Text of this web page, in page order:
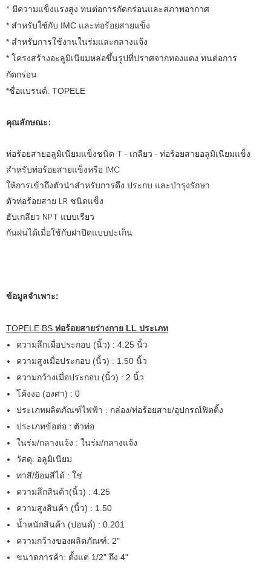
* มีความแข็งแรงสูง ทนต่อการกัดกร่อนและสภาพอากาศ
* สำหรับใช้กับ IMC และท่อร้อยสายแข็ง
* สำหรับการใช้งานในร่มและกลางแจ้ง
* โครงสร้างอะลูมิเนียมหล่อขึ้นรูปที่ปราศจากทองแดง ทนต่อการ
กัดกร่อน
*ชื่อแบรนด์: TOPELE
คุณลักษณะ:
ท่อร้อยสายอลูมิเนียมแข็งชนิด T - เกลียว - ท่อร้อยสายอลูมิเนียมแข็ง
สำหรับท่อร้อยสายแข็งหรือ IMC
ให้การเข้าถึงตัวนำสำหรับการดึง ประกบ และบำรุงรักษา
ตัวท่อร้อยสาย LR ชนิดแข็ง
ฮับเกลียว NPT แบบเรียว
กันฝนได้เมื่อใช้กับฝาปิดแบบปะเก็น
ข้อมูลจำเพาะ:
TOPELE BS ท่อร้อยสายร่างกาย LL ประเภท
ความลึกเมื่อประกอบ (นิ้ว) : 4.25 นิ้ว
ความสูงเมื่อประกอบ (นิ้ว) : 1.50 นิ้ว
ความกว้างเมื่อประกอบ (นิ้ว) : 2 นิ้ว
โค้งงอ (องศา) : 0
ประเภทผลิตภัณฑ์ไฟฟ้า : กล่อง/ท่อร้อยสาย/อุปกรณ์ฟิตติ้ง
ประเภทข้อต่อ : ตัวท่อ
ในร่ม/กลางแจ้ง : ในร่ม/กลางแจ้ง
วัสดุ: อลูมิเนียม
ทาสี/ย้อมสีได้ : ใช่
ความลึกสินค้า(นิ้ว) : 4.25
ความสูงสินค้า (นิ้ว) : 1.50
น้ำหนักสินค้า (ปอนด์) : 0.201
ความกว้างของผลิตภัณฑ์: 2"
ขนาดการค้า: ตั้งแต่ 1/2" ถึง 4"